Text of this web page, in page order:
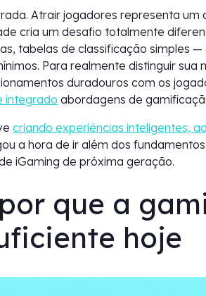
Atrair jogadores representa um
cria um desafio totalmente
tabelas de classificação simples
Para realmente distinguir sua
duradouros com os
integrado abordagens de
criando experiências inteligentes,
a hora de ir além dos
iGaming de próxima geração.
que a
hoje